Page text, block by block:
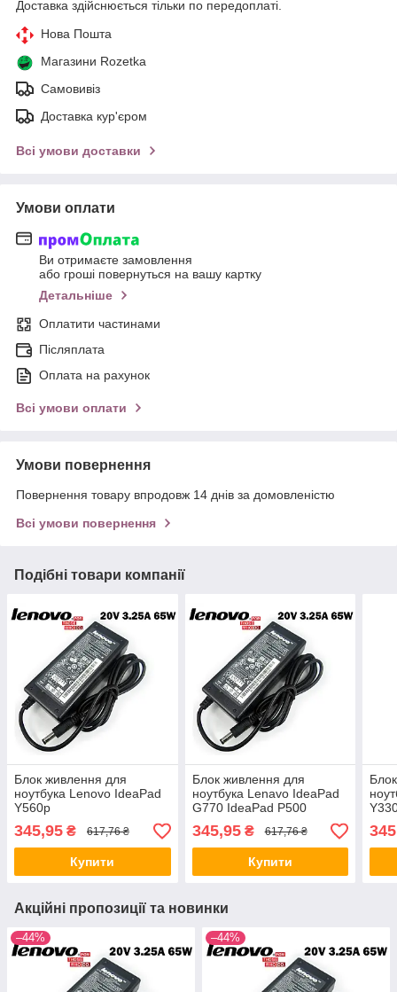
Доставка здійснюється тільки по передоплаті.
Нова Пошта
Магазини Rozetka
Самовивіз
Доставка кур'єром
Всі умови доставки
Умови оплати
Ви отримаєте замовлення
або гроші повернуться на вашу картку
Детальніше
Оплатити частинами
Післяплата
Оплата на рахунок
Всі умови оплати
Умови повернення
Повернення товару впродовж 14 днів за домовленістю
Всі умови повернення
Подібні товари компанії
Блок живлення для
ноутбука Lenovo IdeaPad
Y560p
345,95 ₴ 617,76 ₴
Купити
Блок живлення для
ноутбука Lenavo IdeaPad
G770 IdeaPad P500
345,95₴ 617,76 ₴
Купити
Акційні пропозиції та новинки
–44% –44%